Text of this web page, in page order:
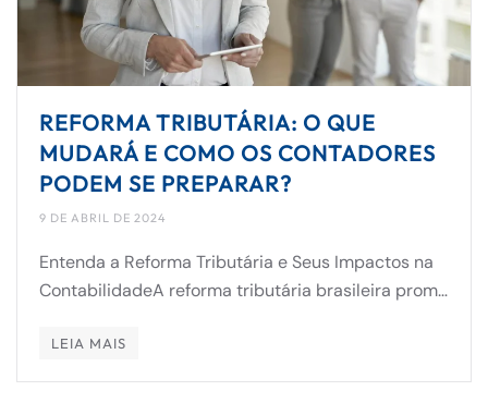
REFORMA TRIBUTÁRIA: O QUE
MUDARÁ E COMO OS CONTADORES
PODEM SE PREPARAR?
9 DE ABRIL DE 2024
Entenda a Reforma Tributária e Seus Impactos na
ContabilidadeA reforma tributária brasileira prom…
LEIA MAIS